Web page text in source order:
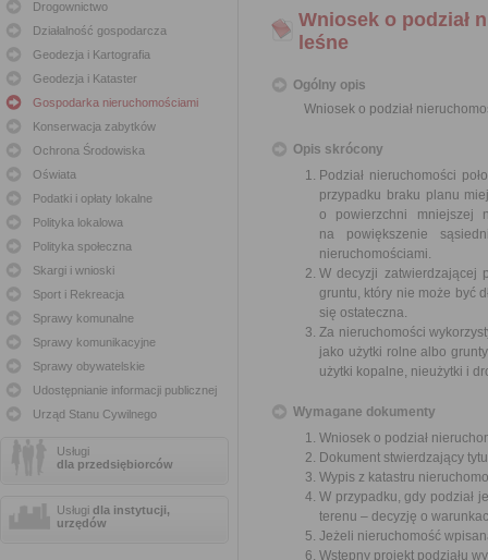
Drogownictwo
Działalność gospodarcza
Geodezja i Kartografia
Geodezja i Kataster
Gospodarka nieruchomościami
Konserwacja zabytków
Ochrona Środowiska
Oświata
Podatki i opłaty lokalne
Polityka lokalowa
Polityka społeczna
Skargi i wnioski
Sport i Rekreacja
Sprawy komunalne
Sprawy komunikacyjne
Sprawy obywatelskie
Udostępnianie informacji publicznej
Urząd Stanu Cywilnego
Usługi
dla przedsiębiorców
Usługi dla instytucji,
urzędów
Wniosek o podział
leśne
Ogólny opis
Wniosek o podział
Opis skrócony
Podział nieruchomości
przypadku braku planu
o powierzchni mniejszej
na powiększenie
nieruchomościami.
W decyzji zatwierdzającej
gruntu, który nie może być
się ostateczna.
Za nieruchomości
jako użytki rolne albo
użytki kopalne, nieużytki i
Wymagane dokumenty
Wniosek o podział
Dokument stwierdzający
Wypis z katastru
W przypadku, gdy podział
terenu – decyzję o
Jeżeli nieruchomość
Wstępny projekt podziału